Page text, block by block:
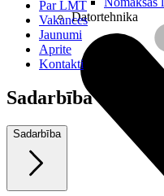
Datortehnika
Par LMT
Vakances
Jaunumi
Aprite
Kontakti
Sadarbība
Sadarbība